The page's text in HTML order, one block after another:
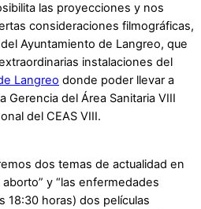
las proyecciones y nos
consideraciones filmográficas,
Ayuntamiento de Langreo, que
instalaciones del
Langreo donde poder llevar a
Gerencia del Área Sanitaria VIII
del CEAS VIII.
dos temas de actualidad en
y “las enfermedades
18:30 horas) dos películas